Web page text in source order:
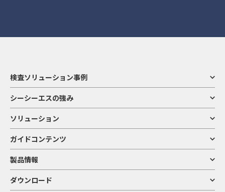
検査ソリューション事例
シーシーエスの強み
ソリューション
ガイドコンテンツ
製品情報
ダウンロード